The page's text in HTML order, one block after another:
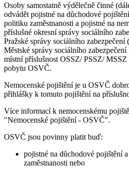
Osoby samostatně výdělečně činné
odvádět pojistné na důchodové
politiku zaměstnanosti a pojistné na
příslušné okresní správy sociálního
Pražské správy sociálního
Městské správy sociálního
místní příslušnost OSSZ/ PSSZ/
pobytu OSVČ.
Nemocenské pojištění je u OSVČ
přihlášky k tomuto pojištění na
Více informací k nemocenskému
"Nemocenské pojištění - OSVČ".
OSVČ jsou povinny platit buď:
pojistné na důchodové pojištění
zaměstnanosti nebo